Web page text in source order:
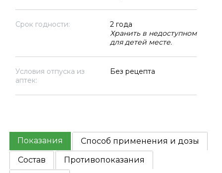
Срок годности:
2 года
Хранить в недоступном
для детей месте.
Условия отпуска из
аптек:
Без рецепта
Показания
Способ применения и дозы
Состав
Противопоказания